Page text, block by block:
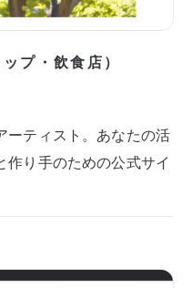
プ・飲食店）
ーティスト。あなたの活
り手のための公式サイ